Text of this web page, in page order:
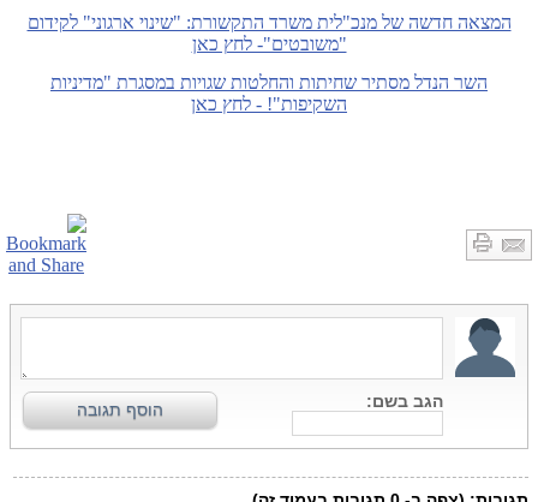
המצאה חדשה של מנכ"לית משרד התקשורת: "שינוי ארגוני" לקידום
"משובטים"- לחץ כאן
השר הנדל מסתיר שחיתות והחלטות שגויות במסגרת "מדיניות
השקיפות"! - לחץ כאן